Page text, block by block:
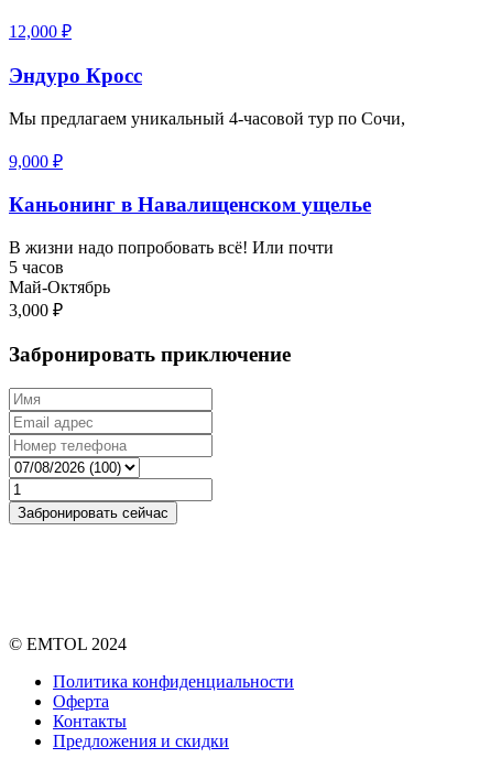
12,000 ₽
Эндуро Кросс
Мы предлагаем уникальный 4-часовой тур по Сочи,
9,000 ₽
Каньонинг в Навалищенском ущелье
В жизни надо попробовать всё! Или почти
5 часов
Май-Октябрь
3,000 ₽
Забронировать приключение
© EMTOL 2024
Политика конфиденциальности
Оферта
Контакты
Предложения и скидки